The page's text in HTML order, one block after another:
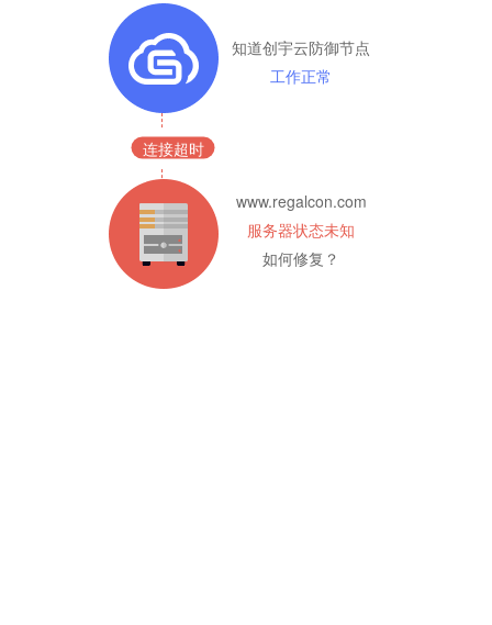
知道创宇云防御节点
工作正常
连接超时
www.regalcon.com
服务器状态未知
如何修复？